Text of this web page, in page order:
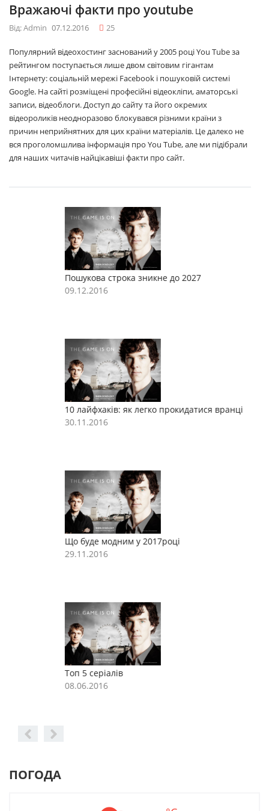
Вражаючі факти про youtube
Від: Admin 07.12.2016 25
Популярний відеохостинг заснований у 2005 році You Tube за
рейтингом поступається лише двом світовим гігантам
Інтернету: соціальній мережі Facebook і пошуковій системі
Google. На сайті розміщені професійні відеокліпи, аматорські
записи, відеоблоги. Доступ до сайту та його окремих
відеороликів неодноразово блокувався різними країни з
причин неприйнятних для цих країни матеріалів. Це далеко не
вся проголомшлива інформація про You Tube, але ми підібрали
для наших читачів найцікавіші факти про сайт.
Пошукова строка зникне до 2027
09.12.2016
10 лайфхаків: як легко прокидатися вранці
30.11.2016
Що буде модним у 2017році
29.11.2016
Топ 5 серіалів
08.06.2016
ПОГОДА